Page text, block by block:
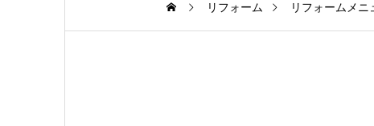
リフォーム リフォームメニ